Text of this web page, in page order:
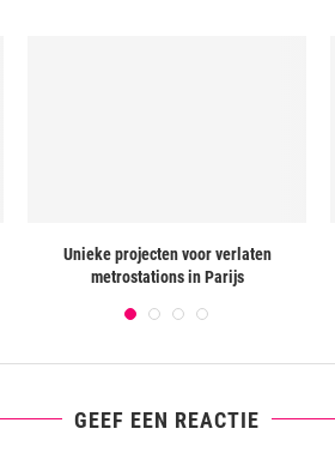
Unieke projecten voor verlaten
metrostations in Parijs
GEEF EEN REACTIE